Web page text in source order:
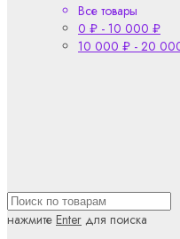
Все товары
0 ₽ - 10 000 ₽
10 000 ₽ - 20
нажмите Enter для поиска